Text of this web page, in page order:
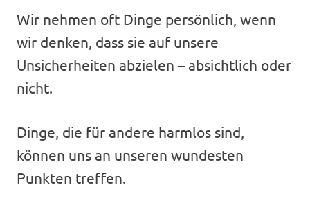
Wir nehmen oft Dinge persönlich, wenn
wir denken, dass sie auf unsere
Unsicherheiten abzielen – absichtlich oder
nicht.
Dinge, die für andere harmlos sind,
können uns an unseren wundesten
Punkten treffen.